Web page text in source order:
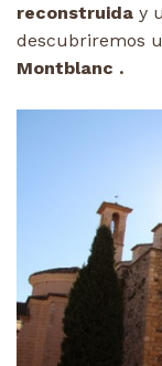
reconstruida y
descubriremos
Montblanc .